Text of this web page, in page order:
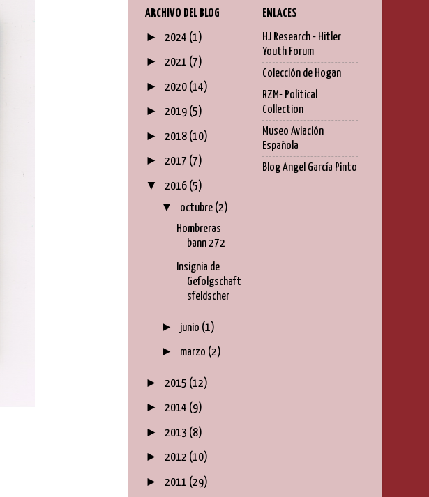
ARCHIVO DEL BLOG
► 2024 (1)
► 2021 (7)
► 2020 (14)
► 2019 (5)
► 2018 (10)
► 2017 (7)
▼ 2016 (5)
▼ octubre (2)
Hombreras
bann 272
Insignia de
Gefolgschaft
sfeldscher
► junio (1)
► marzo (2)
► 2015 (12)
► 2014 (9)
► 2013 (8)
► 2012 (10)
► 2011 (29)
ENLACES
HJ Research - Hitler
Youth Forum
Colección de Hogan
RZM- Political
Collection
Museo Aviación
Española
Blog Angel García Pinto